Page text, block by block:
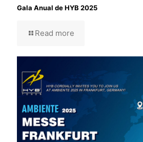
Gala Anual de HYB 2025
Read more